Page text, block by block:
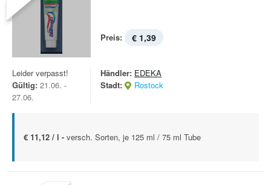
Preis: € 1,39
Leider verpasst!
Gültig: 21.06. -
27.06.
Händler: EDEKA
Stadt:
Rostock
€ 11,12 / l - versch. Sorten, je 125 ml / 75 ml Tube